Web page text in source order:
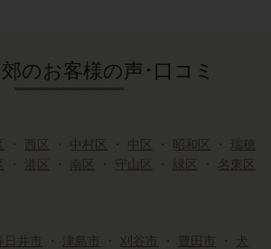
のお客様の声･口コミ
・ 西区 ・ 中村区 ・ 中区 ・ 昭和区 ・
瑞穂
・ 港区 ・ 南区 ・ 守山区 ・ 緑区 ・
名東区
日井市 ・ 津島市 ・ 刈谷市 ・ 豊田市 ・
犬